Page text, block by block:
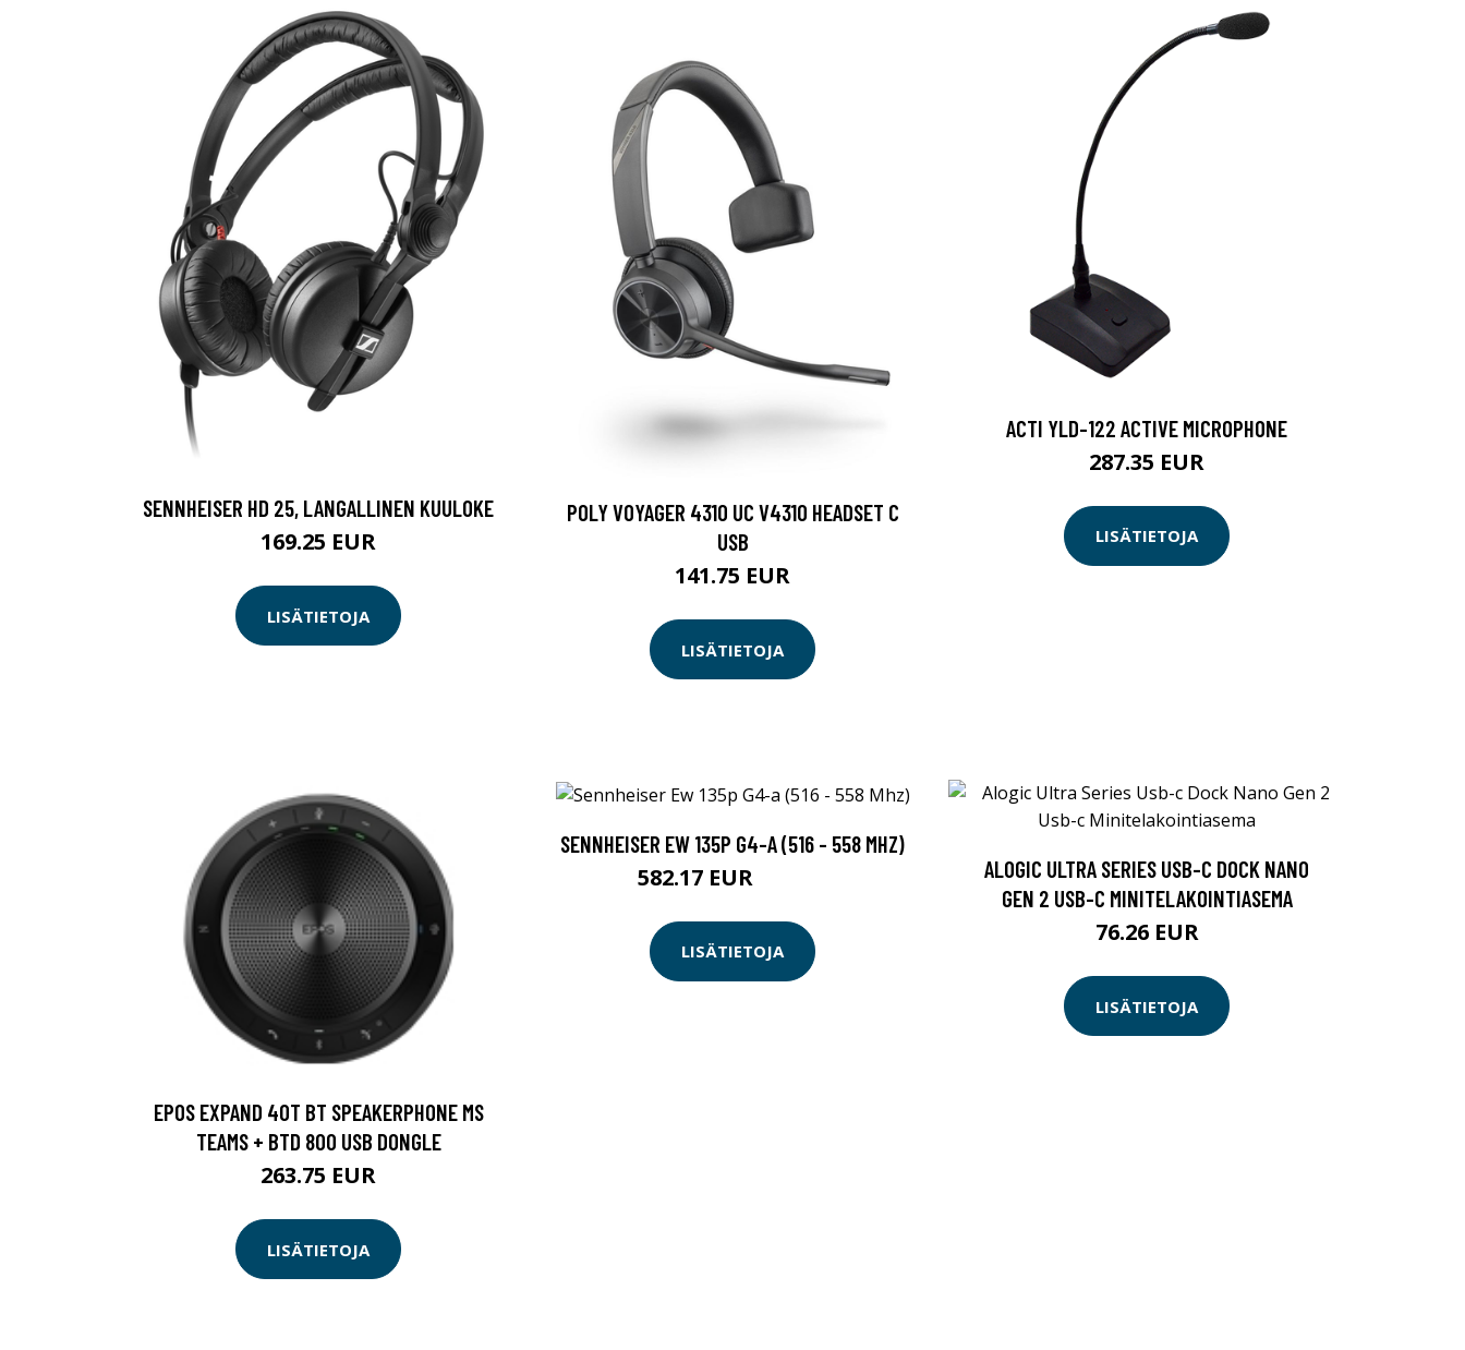
SENNHEISER HD 25, LANGALLINEN KUULOKE
169.25 EUR
LISÄTIETOJA
POLY VOYAGER 4310 UC V4310 HEADSET C
USB
141.75 EUR
LISÄTIETOJA
ACTI YLD-122 ACTIVE MICROPHONE
287.35 EUR
LISÄTIETOJA
EPOS EXPAND 40T BT SPEAKERPHONE MS
TEAMS + BTD 800 USB DONGLE
263.75 EUR
LISÄTIETOJA
SENNHEISER EW 135P G4-A (516 - 558 MHZ)
582.17 EUR
LISÄTIETOJA
ALOGIC ULTRA SERIES USB-C DOCK NANO
GEN 2 USB-C MINITELAKOINTIASEMA
76.26 EUR
LISÄTIETOJA